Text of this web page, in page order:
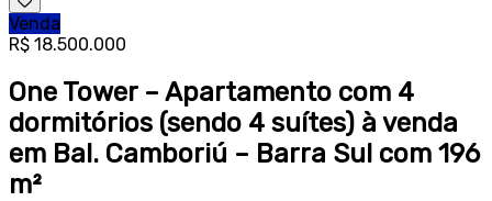
Venda
R$ 18.500.000
One Tower – Apartamento com 4
dormitórios (sendo 4 suítes) à venda
em Bal. Camboriú – Barra Sul com 196
m²